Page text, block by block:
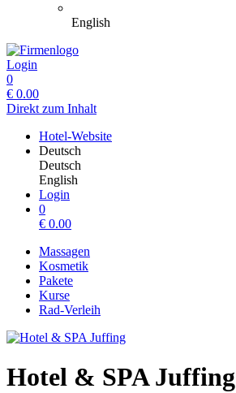
English
Login
0
€ 0.00
Direkt zum Inhalt
Hotel-Website
Deutsch
Deutsch
English
Login
0
€ 0.00
Massagen
Kosmetik
Pakete
Kurse
Rad-Verleih
Hotel & SPA Juffing